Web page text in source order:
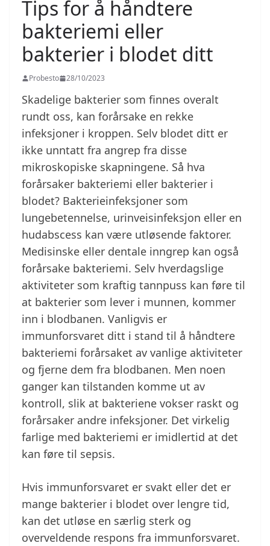
Tips for å håndtere
bakteriemi eller
bakterier i blodet ditt
Probesto 28/10/2023
Skadelige bakterier som finnes overalt
rundt oss, kan forårsake en rekke
infeksjoner i kroppen. Selv blodet ditt er
ikke unntatt fra angrep fra disse
mikroskopiske skapningene. Så hva
forårsaker bakteriemi eller bakterier i
blodet? Bakterieinfeksjoner som
lungebetennelse, urinveisinfeksjon eller en
hudabscess kan være utløsende faktorer.
Medisinske eller dentale inngrep kan også
forårsake bakteriemi. Selv hverdagslige
aktiviteter som kraftig tannpuss kan føre til
at bakterier som lever i munnen, kommer
inn i blodbanen. Vanligvis er
immunforsvaret ditt i stand til å håndtere
bakteriemi forårsaket av vanlige aktiviteter
og fjerne dem fra blodbanen. Men noen
ganger kan tilstanden komme ut av
kontroll, slik at bakteriene vokser raskt og
forårsaker andre infeksjoner. Det virkelig
farlige med bakteriemi er imidlertid at det
kan føre til sepsis.
Hvis immunforsvaret er svakt eller det er
mange bakterier i blodet over lengre tid,
kan det utløse en særlig sterk og
overveldende respons fra immunforsvaret.